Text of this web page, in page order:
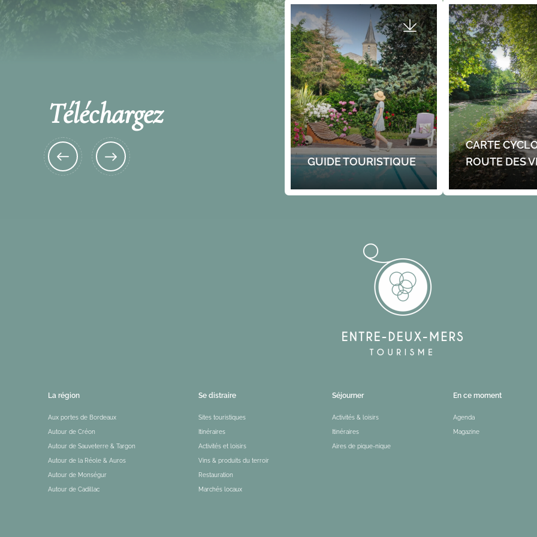
Téléchargez
GUIDE TOURISTIQUE
CARTE
ROUTE DES
La région
Aux portes de Bordeaux
Autour de Créon
Autour de Sauveterre & Targon
Autour de la Réole & Auros
Autour de Monségur
Autour de Cadillac
Se distraire
Sites touristiques
Itinéraires
Activités et loisirs
Vins & produits du terroir
Restauration
Marchés locaux
Séjourner
Activités & loisirs
Itinéraires
Aires de pique-nique
En ce moment
Agenda
Magazine